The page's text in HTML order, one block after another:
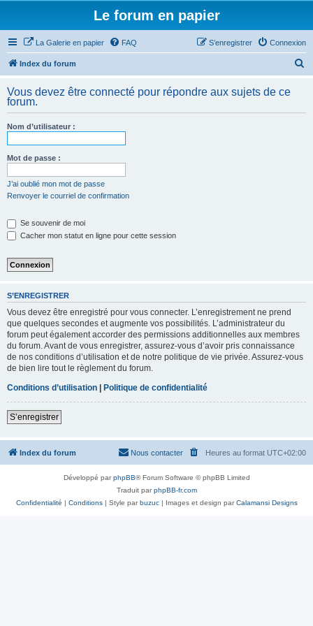
Le forum en papier
La Galerie en papier FAQ Connexion
S’enregistrer
Index du forum
h
Vous devez être connecté pour répondre aux sujets de ce
forum.
Nom d’utilisateur :
Mot de passe :
J’ai oublié mon mot de passe
Renvoyer le courriel de confirmation
Se souvenir de moi
Cacher mon statut en ligne pour cette session
S’ENREGISTRER
Vous devez être enregistré pour vous connecter. L’enregistrement ne prend
que quelques secondes et augmente vos possibilités. L’administrateur du
forum peut également accorder des permissions additionnelles aux membres
du forum. Avant de vous enregistrer, assurez-vous d’avoir pris connaissance
de nos conditions d’utilisation et de notre politique de vie privée. Assurez-vous
de bien lire tout le règlement du forum.
Conditions d’utilisation | Politique de confidentialité
S’enregistrer
Index du forum Heures au format UTC+02:00
Nous contacter
Développé parphpBB® Forum Software © phpBB Limited
Traduit parphpBB-fr.com
Confidentialité | Conditions| Style parbuzuc| Images et design parCalamansi Designs